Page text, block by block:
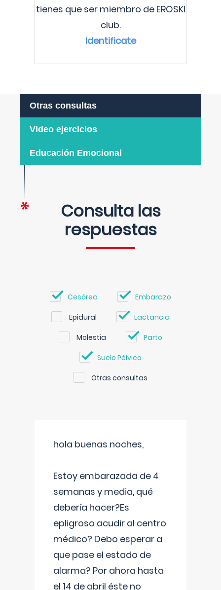
tienes que ser miembro de EROSKI
club.
Identificate
Otras consultas
Video ejercicios
Educación Emocional
Consulta las
respuestas
Cesárea Embarazo
Epidural Lactancia
Molestia Parto
Suelo Pélvico
Otras consultas
hola buenas noches,
Estoy embarazada de 4
semanas y media, qué
debería hacer?Es
epligroso acudir al centro
médico? Debo esperar a
que pase el estado de
alarma? Por ahora hasta
el 14 de abril éste no